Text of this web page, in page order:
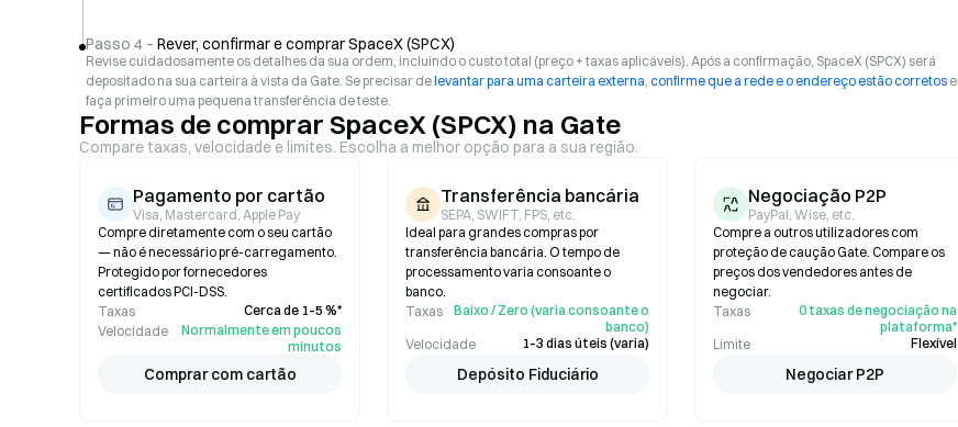
Passo 4 – Rever, confirmar e comprar SpaceX (SPCX)
Revise cuidadosamente os detalhes da sua ordem, incluindo o custo total (preço + taxas aplicáveis). Após a confirmação, SpaceX (SPCX) será
depositado na sua carteira à vista da Gate. Se precisar delevantar para uma carteira externa, confirme que a rede e o endereço estão corretos e
faça primeiro uma pequena transferência de teste.
Formas de comprar SpaceX (SPCX) na Gate
Compare taxas, velocidade e limites. Escolha a melhor opção para a sua região.
Pagamento por cartão
Visa, Mastercard, Apple Pay
Compre diretamente com o seu cartão
— não é necessário pré-carregamento.
Protegido por fornecedores
certificados PCI-DSS.
Taxas
Cerca de 1–5 %*
Velocidade
Normalmente em poucos
minutos
Comprar com cartão
Transferência bancária
SEPA, SWIFT, FPS, etc.
Ideal para grandes compras por
transferência bancária. O tempo de
processamento varia consoante o
banco.
Taxas
Baixo / Zero (varia consoante o
banco)
Velocidade
1–3 dias úteis (varia)
Depósito Fiduciário
Negociação P2P
PayPal, Wise, etc.
Compre a outros utilizadores com
proteção de caução Gate. Compare os
preços dos vendedores antes de
negociar.
Taxas
0 taxas de negociação na
plataforma*
Limite
Flexível
Negociar P2P